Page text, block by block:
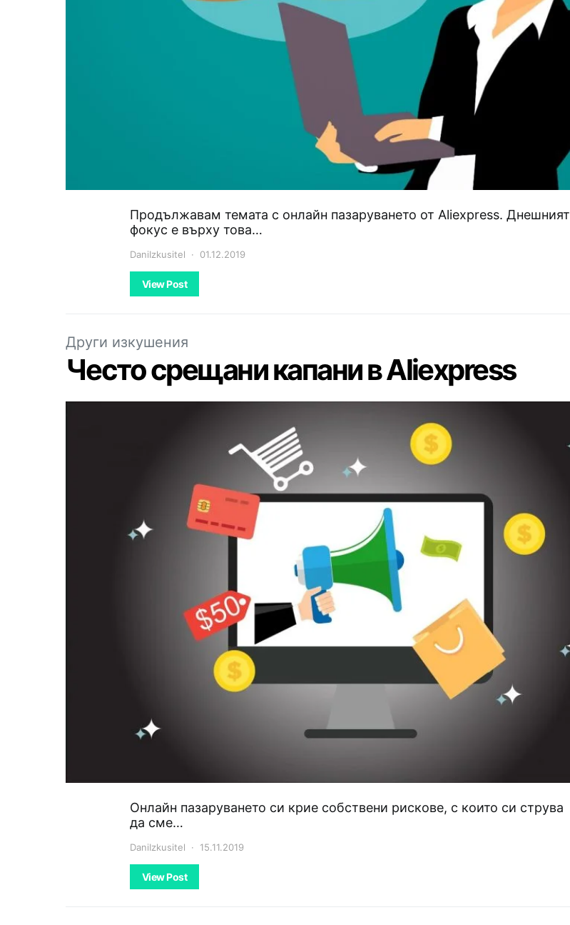
Продължавам темата с онлайн пазаруването от Aliexpress. Днешният
фокус е върху това…
DaniIzkusitel 01.12.2019
View Post
Други изкушения
Често срещани капани в Aliexpress
Онлайн пазаруването си крие собствени рискове, с които си струва
да сме…
DaniIzkusitel 15.11.2019
View Post